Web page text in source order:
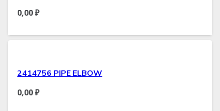
0,00₽
2414756 PIPE ELBOW
0,00₽